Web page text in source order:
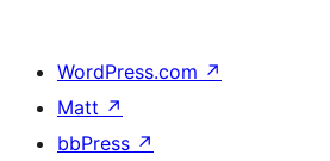
WordPress.com ↗
Matt ↗
bbPress ↗